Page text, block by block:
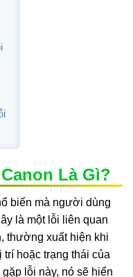
Là Gì?
biến mà người dùng
là một lỗi liên quan
thường xuất hiện khi
hoặc trạng thái của
lỗi này, nó sẽ hiển